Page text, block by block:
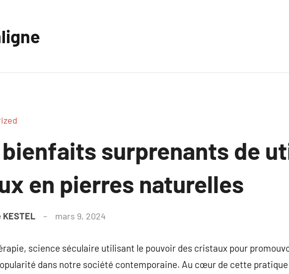
surprenants de
en pierres naturelles
mars 9, 2024
science séculaire utilisant le pouvoir des cristaux pour
dans notre société contemporaine. Au cœur de cette